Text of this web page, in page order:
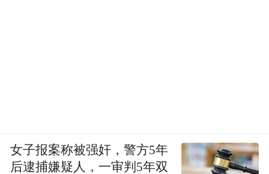
女子报案称被强奸，警方5年
后逮捕嫌疑人，一审判5年双